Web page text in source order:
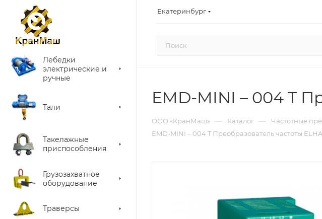
Екатеринбург
Лебедки
электрические и
ручные
Тали
Такелажные
приспособления
Грузозахватное
оборудование
Траверсы
EMD-MINI – 004 T
ООО «КранМаш» — Каталог — Частотные
EMD-MINI – 004 T Преобразователь частоты